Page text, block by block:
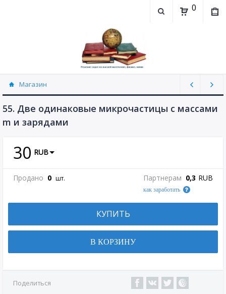
0
Магазин
Физика, химия (рассылаю Doc+PDF) (8689)
55. Две одинаковые микрочастицы с массами
m и зарядами
30 RUB
Продано 0 шт. Партнерам 0,3 RUB
как заработать
КУПИТЬ
В КОРЗИНУ
Поделиться